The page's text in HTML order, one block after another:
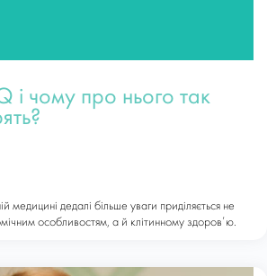
і чому про нього так
медицині дедалі більше уваги приділяється не
особливостям, а й клітинному здоров’ю.